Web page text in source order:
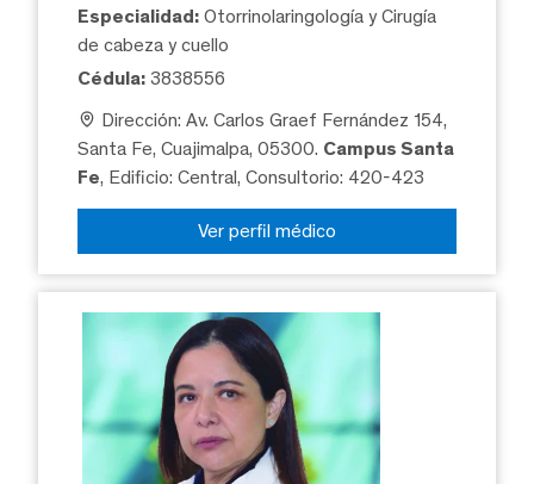
Especialidad: Otorrinolaringología y Cirugía
de cabeza y cuello
Cédula: 3838556
Dirección: Av. Carlos Graef Fernández 154,
Santa Fe, Cuajimalpa, 05300. Campus Santa
Fe, Edificio: Central, Consultorio: 420-423
Ver perfil médico